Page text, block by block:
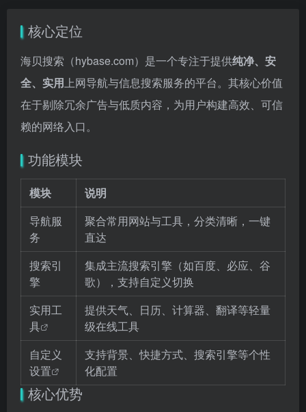
核心定位
海贝搜索（hybase.com）是一个专注于提供纯净、安
全、实用上网导航与信息搜索服务的平台。其核心价值
在于剔除冗余广告与低质内容，为用户构建高效、可信
赖的网络入口。
功能模块
模块
说明
导航服
务
聚合常用网站与工具，分类清晰，一键
直达
搜索引
擎
集成主流搜索引擎（如百度、必应、谷
歌），支持自定义切换
实用工
具
提供天气、日历、计算器、翻译等轻量
级在线工具
自定义
设置
支持背景、快捷方式、搜索引擎等个性
化配置
核心优势